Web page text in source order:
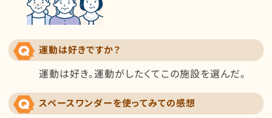
運動は好きですか？
運動は好き。運動がしたくてこの施設を選んだ。
スペースワンダーを使ってみての感想